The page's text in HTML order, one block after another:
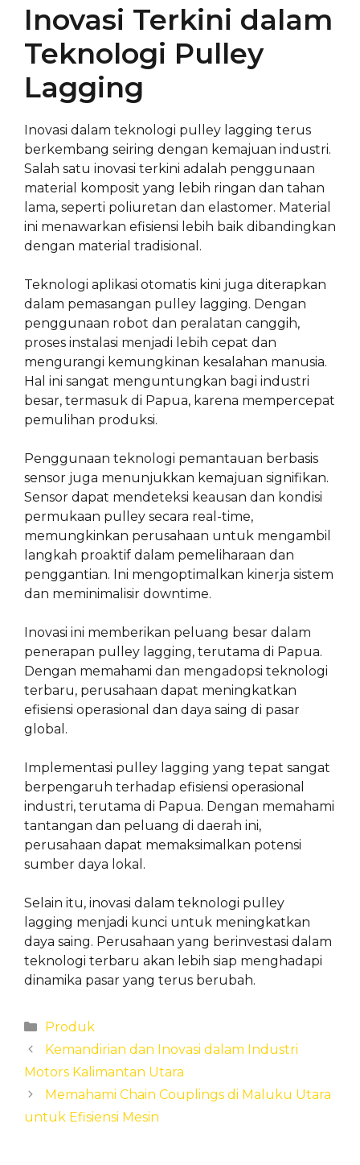
Inovasi Terkini dalam
Teknologi Pulley
Lagging
Inovasi dalam teknologi pulley lagging terus
berkembang seiring dengan kemajuan industri.
Salah satu inovasi terkini adalah penggunaan
material komposit yang lebih ringan dan tahan
lama, seperti poliuretan dan elastomer. Material
ini menawarkan efisiensi lebih baik dibandingkan
dengan material tradisional.
Teknologi aplikasi otomatis kini juga diterapkan
dalam pemasangan pulley lagging. Dengan
penggunaan robot dan peralatan canggih,
proses instalasi menjadi lebih cepat dan
mengurangi kemungkinan kesalahan manusia.
Hal ini sangat menguntungkan bagi industri
besar, termasuk di Papua, karena mempercepat
pemulihan produksi.
Penggunaan teknologi pemantauan berbasis
sensor juga menunjukkan kemajuan signifikan.
Sensor dapat mendeteksi keausan dan kondisi
permukaan pulley secara real-time,
memungkinkan perusahaan untuk mengambil
langkah proaktif dalam pemeliharaan dan
penggantian. Ini mengoptimalkan kinerja sistem
dan meminimalisir downtime.
Inovasi ini memberikan peluang besar dalam
penerapan pulley lagging, terutama di Papua.
Dengan memahami dan mengadopsi teknologi
terbaru, perusahaan dapat meningkatkan
efisiensi operasional dan daya saing di pasar
global.
Implementasi pulley lagging yang tepat sangat
berpengaruh terhadap efisiensi operasional
industri, terutama di Papua. Dengan memahami
tantangan dan peluang di daerah ini,
perusahaan dapat memaksimalkan potensi
sumber daya lokal.
Selain itu, inovasi dalam teknologi pulley
lagging menjadi kunci untuk meningkatkan
daya saing. Perusahaan yang berinvestasi dalam
teknologi terbaru akan lebih siap menghadapi
dinamika pasar yang terus berubah.
Categories
Produk
Kemandirian dan Inovasi dalam Industri
Motors Kalimantan Utara
Memahami Chain Couplings di Maluku Utara
untuk Efisiensi Mesin